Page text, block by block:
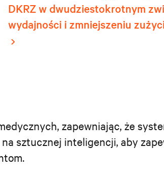
DKRZ w dwudziestokrotnym
wydajności i zmniejszeniu
zapewniając, że
sztucznej inteligencji, aby